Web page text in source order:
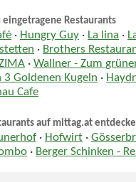
eingetragene Restaurants
· Hungry Guy · La lina ·
· Brothers
·Wallner - Zum
3 Goldenen Kugeln ·
Cafe
auf mittag.at
· Hofwirt ·
· Berger Schinken -